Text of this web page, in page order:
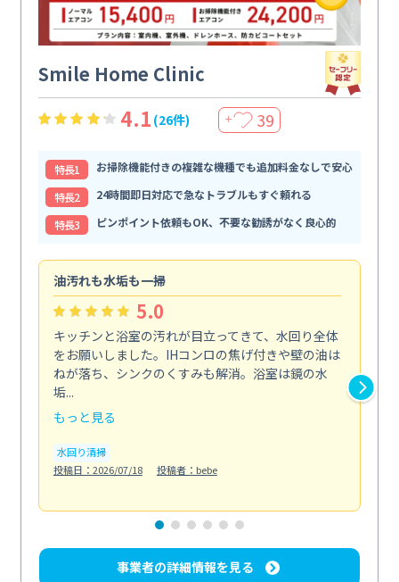
Smile Home Clinic
4.1 (26件) ＋ 39
特⻑1
お掃除機能付きの複雑な機種でも追加料金なしで安心
特⻑2
24時間即日対応で急なトラブルもすぐ頼れる
特⻑3
ピンポイント依頼もOK、不要な勧誘がなく良心的
油汚れも水垢も一掃
5.0
キッチンと浴室の汚れが目立ってきて、水回り全体
をお願いしました。IHコンロの焦げ付きや壁の油は
ねが落ち、シンクのくすみも解消。浴室は鏡の水
垢...
もっと見る
水回り清掃
投稿日：2026/07/18
投稿者：bebe
事業者の詳細情報を見る